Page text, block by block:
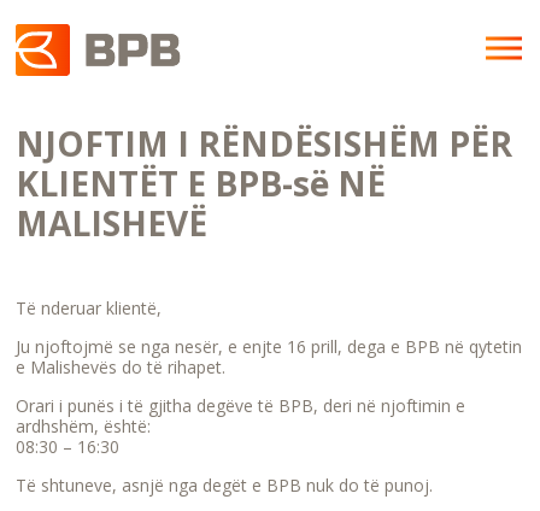
NJOFTIM I RËNDËSISHËM PËR
KLIENTËT E BPB-së NË
MALISHEVË
Të nderuar klientë,
Ju njoftojmë se nga nesër, e enjte 16 prill, dega e BPB në qytetin
e Malishevës do të rihapet.
Orari i punës i të gjitha degëve të BPB, deri në njoftimin e
ardhshëm, është:
08:30 – 16:30
Të shtuneve, asnjë nga degët e BPB nuk do të punoj.